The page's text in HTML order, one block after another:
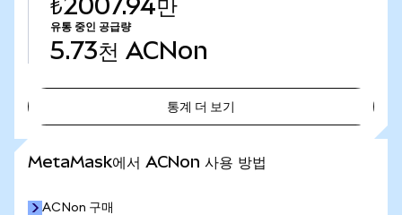
₺2007.94만
유통 중인 공급량
5.73천 ACNon
통계 더 보기
MetaMask에서 ACNon 사용 방법
ACNon 구매